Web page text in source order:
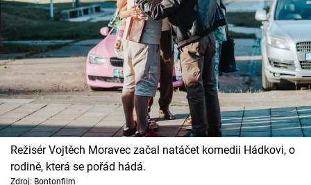
Režisér Vojtěch Moravec začal natáčet komedii Hádkovi, o
rodině, která se pořád hádá.
Zdroj: Bontonfilm